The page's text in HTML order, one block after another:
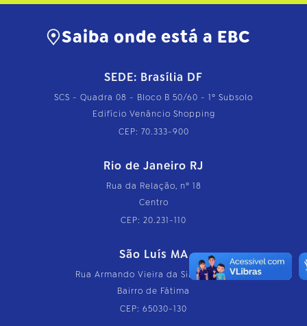
Saiba onde está a EBC
SEDE: Brasília DF
SCS - Quadra 08 - Bloco B 50/60 - 1º Subsolo
Edifício Venâncio Shopping
CEP: 70.333-900
Rio de Janeiro RJ
Rua da Relação, nº 18
Centro
CEP: 20.231-110
São Luís MA
Rua Armando Vieira da Silva, nº 126
Bairro de Fátima
CEP: 65030-130